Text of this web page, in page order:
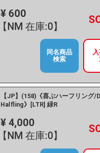
¥ 600
【NM 在庫:0】
同名商品
検索
【JP】(158)《喜ぶハーフリング/
Halfling》[LTR] 緑R
¥ 4,000
【NM 在庫:0】